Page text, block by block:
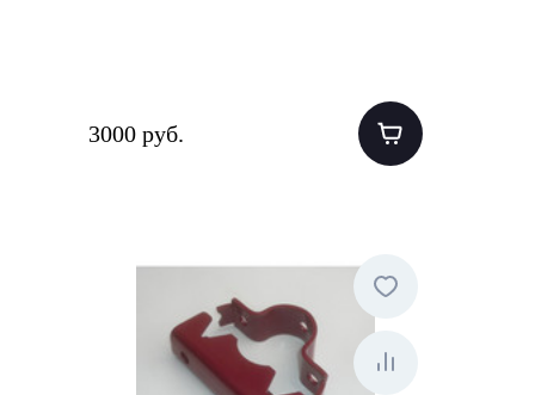
3000 руб.